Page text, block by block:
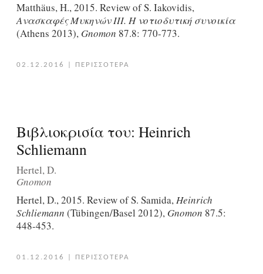
Matthäus, H., 2015. Review of S. Iakovidis,
Ανασκαφές Μυκηνών ΙΙΙ. Η νοτιοδυτική συνοικία
(Athens 2013), Gnomon 87.8: 770-773.
02.12.2016 ΠΕΡΙΣΣΟΤΕΡΑ
Βιβλιοκρισία του: Heinrich
Schliemann
Hertel, D.
Gnomon
Hertel, D., 2015. Review of S. Samida,Heinrich
Schliemann (Tübingen/Basel 2012), Gnomon 87.5:
448-453.
01.12.2016 ΠΕΡΙΣΣΟΤΕΡΑ